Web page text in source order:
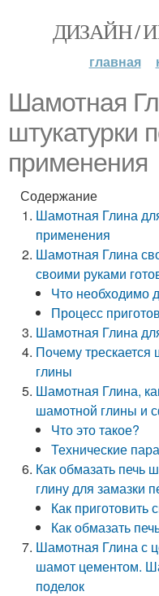
ДИЗАЙН /
главная
Шамотная
штукатурки
применения
Содержание
Шамотная Глина
применения
Шамотная Глина
своими руками
Что необходимо
Процесс
Шамотная Глина
Почему
глины
Шамотная Глина,
шамотной глины и
Что это такое?
Технические
Как обмазать печь
глину для замазки
Как приготовить
Как обмазать
Шамотная Глина с
шамот цементом.
поделок